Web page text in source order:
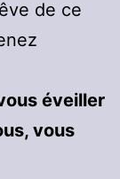
de ce
éveiller
vous